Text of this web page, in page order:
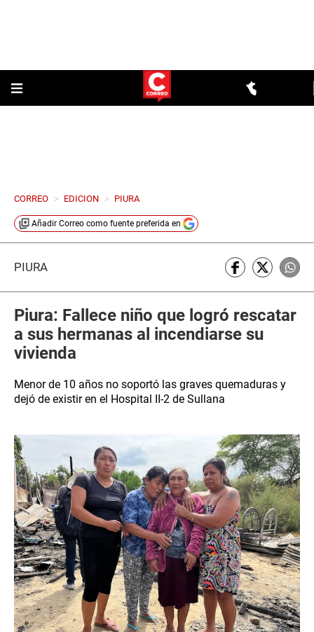
CORREO > EDICION > PIURA
Añadir Correo como fuente preferida en
PIURA
Piura: Fallece niño que logró rescatar
a sus hermanas al incendiarse su
vivienda
Menor de 10 años no soportó las graves quemaduras y
dejó de existir en el Hospital II-2 de Sullana